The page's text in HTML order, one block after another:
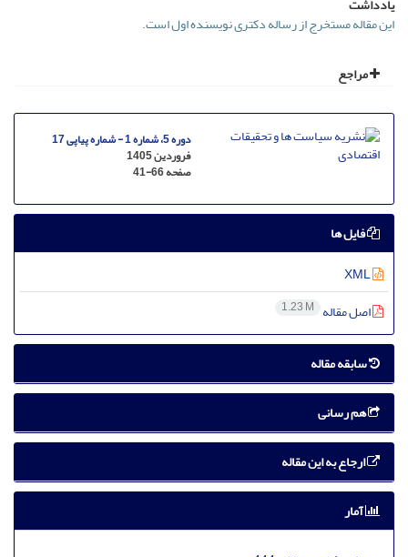
یادداشت
این مقاله مستخرج از رساله دکتری نویسنده اول است.
مراجع
دوره 5، شماره 1 - شماره پیاپی 17
فروردین 1405
صفحه41-66
فایل ها
اصل مقاله 1.23 M
سابقه مقاله
هم رسانی
ارجاع به این مقاله
آمار